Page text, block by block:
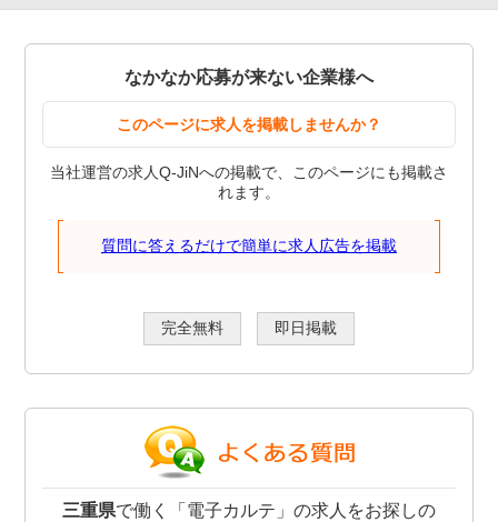
なかなか応募が来ない企業様へ
このページに求人を掲載しませんか？
当社運営の求人Q-JiNへの掲載で、このページにも掲載さ
れます。
質問に答えるだけで簡単に求人広告を掲載
完全無料 即日掲載
三重県で働く「電子カルテ」の求人をお探しの